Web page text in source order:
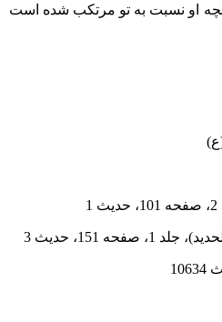
او نسبت به تو مرتکب شده است